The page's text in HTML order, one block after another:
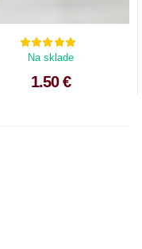
Na sklade
1.50 €